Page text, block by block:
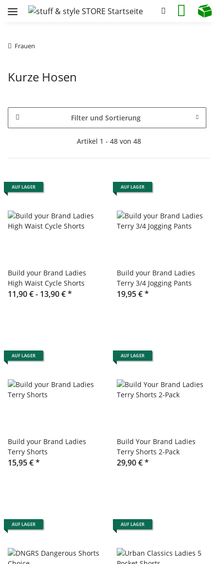
Frauen
Kurze Hosen
Filter und Sortierung
Artikel 1 - 48 von 48
AUF LAGER
Build your Brand Ladies
High Waist Cycle Shorts
11,90 € - 13,90 €*
AUF LAGER
Build your Brand Ladies
Terry 3/4 Jogging Pants
19,95 €*
AUF LAGER
Build your Brand Ladies
Terry Shorts
15,95 €*
AUF LAGER
Build Your Brand Ladies
Terry Shorts 2-Pack
29,90 €*
AUF LAGER AUF LAGER